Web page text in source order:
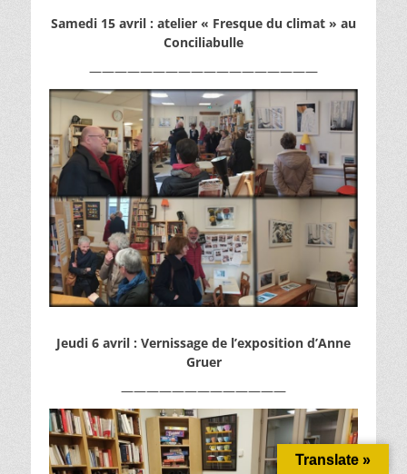
Samedi 15 avril : atelier « Fresque du climat » au
Conciliabulle
——————————————————
Jeudi 6 avril : Vernissage de l’exposition d’Anne
Gruer
—————————————
Translate »